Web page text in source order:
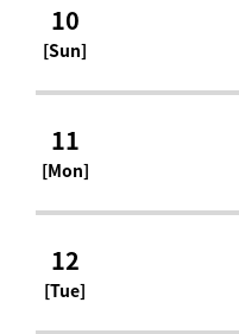
10
[Sun]
11
[Mon]
12
[Tue]